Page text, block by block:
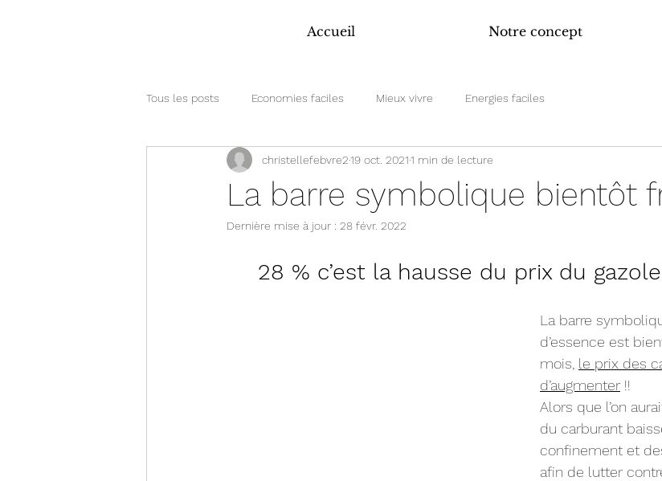
Accueil Notre concept
Tous les posts Economies faciles Mieux vivre Energies faciles
La barre symbolique bientôt
christellefebvre219 oct. 20211 min de lecture
Dernière mise à jour : 28 févr. 2022
28 % c’est la hausse du prix du
La barre
d’essence est
mois, le prix des
d’augmenter !!
Alors que l’on
du carburant
confinement et
afin de lutter